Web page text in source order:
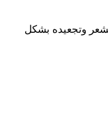
وتجعيده بشكل